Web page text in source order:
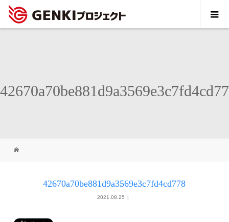
42670a70be881d9a3569e3c7fd4cd778
2021.08.25